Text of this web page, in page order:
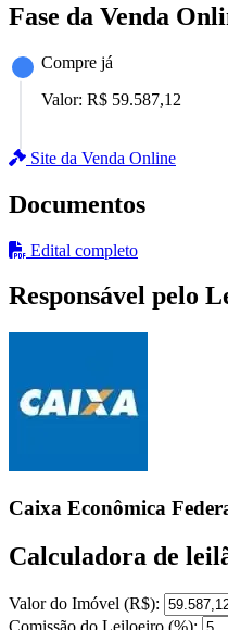
Fase da Venda
Compre já
Valor: R$ 59.587,12
Site da Venda Online
Documentos
Edital completo
Responsável pelo
Caixa Econômica
Calculadora de
Valor do Imóvel (R$):
Comissão do Leiloeiro (%):